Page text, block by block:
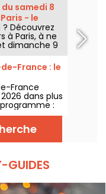
samedi 8
- le
Découvrez
à Paris, à ne
dimanche 9
bonnes
France : le
France
dans plus
:
ateliers et
GUIDES